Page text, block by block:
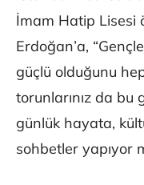
İmam Hatip Lisesi
Erdoğan’a,
güçlü olduğunu
torunlarınız da bu
günlük hayata,
sohbetler yapıyor